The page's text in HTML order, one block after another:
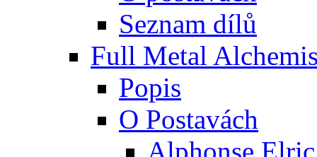
Seznam dílů
Full Metal
Popis
O Postavách
Alphonse Elric